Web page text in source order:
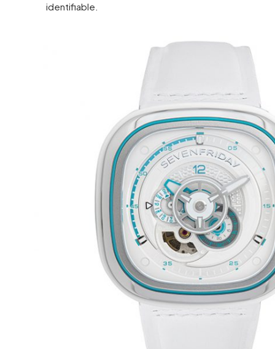
identifiable.